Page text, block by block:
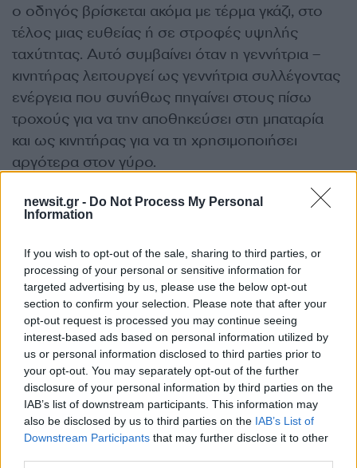
newsit.gr - Do Not Process My Personal
Information
If you wish to opt-out of the sale, sharing to third parties, or
processing of your personal or sensitive information for
targeted advertising by us, please use the below opt-out
section to confirm your selection. Please note that after your
opt-out request is processed you may continue seeing
interest-based ads based on personal information utilized by
us or personal information disclosed to third parties prior to
your opt-out. You may separately opt-out of the further
disclosure of your personal information by third parties on the
IAB’s list of downstream participants. This information may
also be disclosed by us to third parties on the IAB’s List of
Downstream Participants that may further disclose it to other
ο οδηγός βρίσκεται ακόμα με τέρμα γκάζι, στο
τέλος μιας ευθείας ή σε στροφές υψηλής
ταχύτητας. Αυτό συμβαίνει όταν η γεννήτρια –
κινητήρας λειτουργεί ως γεννήτρια συλλέγοντας
ενέργεια που συνήθως πηγαίνει στους πίσω
τροχούς για να την αποθηκεύσει στη μπαταρία
και ως κινητήρας για να τη χρησιμοποιήσει
αργότερα στον γύρο.
Σύμφωνα με τους κανονισμούς του 2026, η
superclipping περιορίζεται προς το παρόν στα
250kW, αλλά οι ομάδες δοκίμασαν και το όριο
των 350kW, ώστε οι οδηγοί να μην χρειάζεται να
σηκώνουν το πόδι από το γκάζι για να
ανακτήσουν μέγιστη ενέργεια.